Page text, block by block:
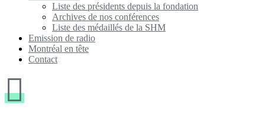
Liste des présidents depuis la fondation
Archives de nos conférences
Liste des médaillés de la SHM
Emission de radio
Montréal en tête
Contact